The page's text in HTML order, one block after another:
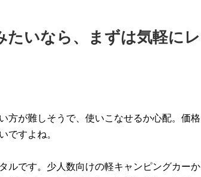
いなら、まずは気軽にレ
方が難しそうで、使いこなせるか心配。価格
ですよね。
ルです。少人数向けの軽キャンピングカーか